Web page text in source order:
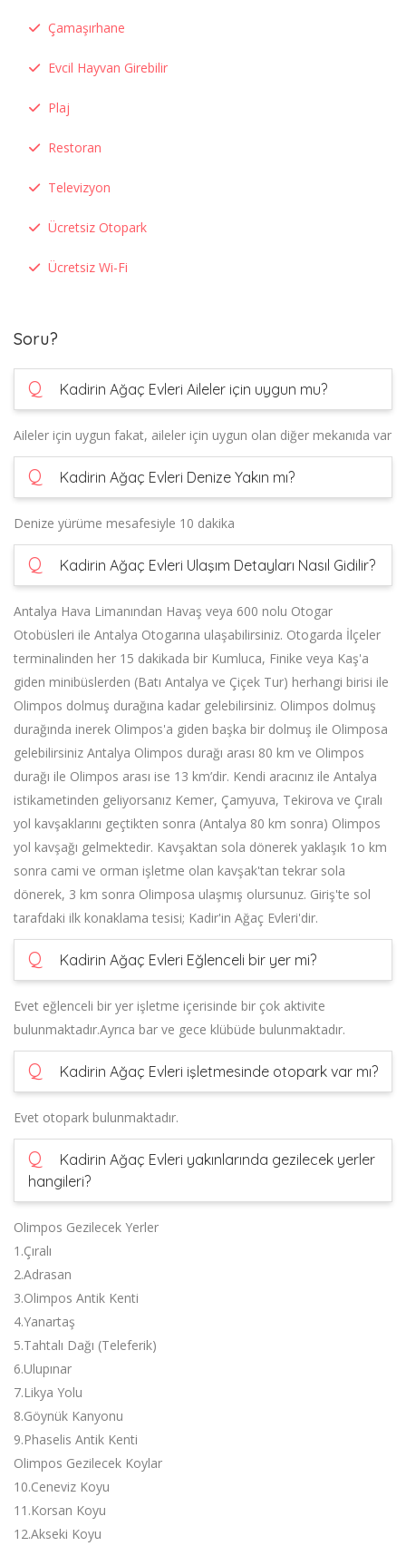
Çamaşırhane
Evcil Hayvan Girebilir
Plaj
Restoran
Televizyon
Ücretsiz Otopark
Ücretsiz Wi-Fi
Soru?
Q Kadirin Ağaç Evleri Aileler için uygun mu?
Aileler için uygun fakat, aileler için uygun olan diğer mekanıda var
Q Kadirin Ağaç Evleri Denize Yakın mı?
Denize yürüme mesafesiyle 10 dakika
Q Kadirin Ağaç Evleri Ulaşım Detayları Nasıl Gidilir?
Antalya Hava Limanından Havaş veya 600 nolu Otogar
Otobüsleri ile Antalya Otogarına ulaşabilirsiniz. Otogarda İlçeler
terminalinden her 15 dakikada bir Kumluca, Finike veya Kaş'a
giden minibüslerden (Batı Antalya ve Çiçek Tur) herhangi birisi ile
Olimpos dolmuş durağına kadar gelebilirsiniz. Olimpos dolmuş
durağında inerek Olimpos'a giden başka bir dolmuş ile Olimposa
gelebilirsiniz Antalya Olimpos durağı arası 80 km ve Olimpos
durağı ile Olimpos arası ise 13 km’dir. Kendi aracınız ile Antalya
istikametinden geliyorsanız Kemer, Çamyuva, Tekirova ve Çıralı
yol kavşaklarını geçtikten sonra (Antalya 80 km sonra) Olimpos
yol kavşağı gelmektedir. Kavşaktan sola dönerek yaklaşık 1o km
sonra cami ve orman işletme olan kavşak'tan tekrar sola
dönerek, 3 km sonra Olimposa ulaşmış olursunuz. Giriş'te sol
tarafdaki ilk konaklama tesisi; Kadir'in Ağaç Evleri'dir.
Q Kadirin Ağaç Evleri Eğlenceli bir yer mi?
Evet eğlenceli bir yer işletme içerisinde bir çok aktivite
bulunmaktadır.Ayrıca bar ve gece klübüde bulunmaktadır.
Q Kadirin Ağaç Evleri işletmesinde otopark var mı?
Evet otopark bulunmaktadır.
Q
Kadirin Ağaç Evleri yakınlarında gezilecek yerler
hangileri?
Olimpos Gezilecek Yerler
1.Çıralı
2.Adrasan
3.Olimpos Antik Kenti
4.Yanartaş
5.Tahtalı Dağı (Teleferik)
6.Ulupınar
7.Likya Yolu
8.Göynük Kanyonu
9.Phaselis Antik Kenti
Olimpos Gezilecek Koylar
10.Ceneviz Koyu
11.Korsan Koyu
12.Akseki Koyu